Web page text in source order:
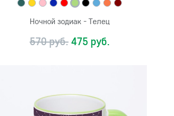
Ночной зодиак - Телец
570 руб.475 руб.